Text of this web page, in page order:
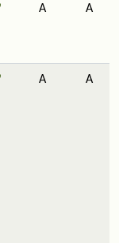
A A
A A